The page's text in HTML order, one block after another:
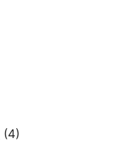
(4)